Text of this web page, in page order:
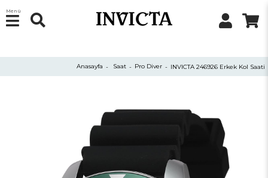
Menü
Anasayfa Saat Pro Diver INVICTA 246926 Erkek Kol Saati